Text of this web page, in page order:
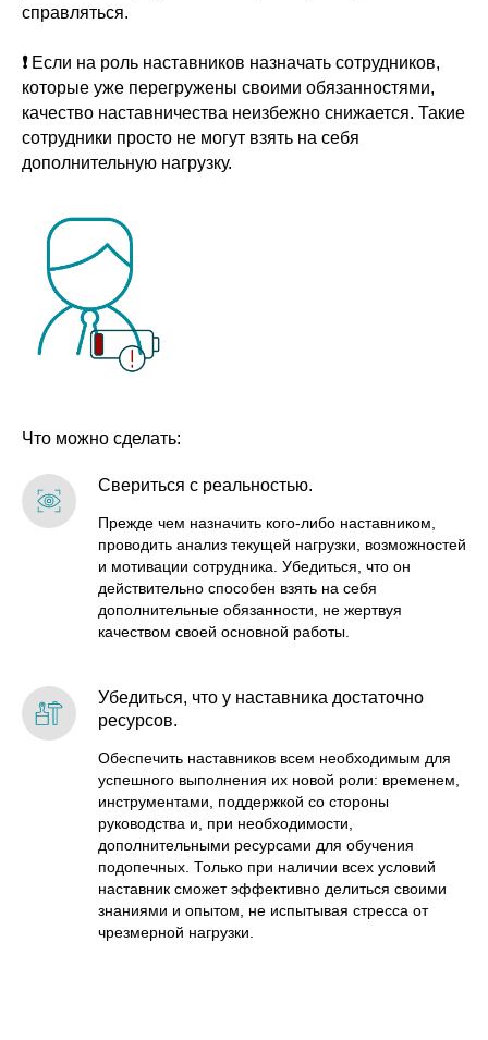
справляться.
❗ Если на роль наставников назначать сотрудников,
которые уже перегружены своими обязанностями,
качество наставничества неизбежно снижается. Такие
сотрудники просто не могут взять на себя
дополнительную нагрузку.
Что можно сделать:
Свериться с реальностью.
Прежде чем назначить кого-либо наставником,
проводить анализ текущей нагрузки, возможностей
и мотивации сотрудника. Убедиться, что он
действительно способен взять на себя
дополнительные обязанности, не жертвуя
качеством своей основной работы.
Убедиться, что у наставника достаточно
ресурсов.
Обеспечить наставников всем необходимым для
успешного выполнения их новой роли: временем,
инструментами, поддержкой со стороны
руководства и, при необходимости,
дополнительными ресурсами для обучения
подопечных. Только при наличии всех условий
наставник сможет эффективно делиться своими
знаниями и опытом, не испытывая стресса от
чрезмерной нагрузки.